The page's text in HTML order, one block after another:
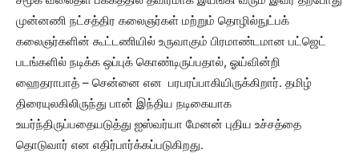
முன்னணி நட்சத்திர கலைஞர்கள் மற்றும் தொழில்நுட்பக்
கலைஞர்களின் கூட்டணியில் உருவாகும் பிரமாண்டமான பட்ஜெட்
படங்களில் நடிக்க ஒப்புக் கொண்டிருப்பதால், ஓய்வின்றி
ஹைதராபாத் – சென்னை என பரபரப்பாகியிருக்கிறார். தமிழ்
திரையுலகிலிருந்து பான் இந்திய நடிகையாக
உயர்ந்திருப்பதையடுத்து ஐஸ்வர்யா மேனன் புதிய உச்சத்தை
தொடுவார் என எதிர்பார்க்கப்படுகிறது.